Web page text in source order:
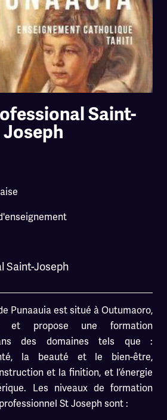
Saint-
Joseph
Saint-Joseph
Punaauia est situé à Outumaoro,
et propose une formation
des domaines tels que :
la beauté et le bien-être,
et la finition, et l’énergie
Les niveaux de formation
St Joseph sont :